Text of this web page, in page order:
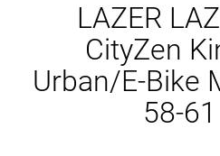
LAZER
CityZen
Urban/E-Bike
58-